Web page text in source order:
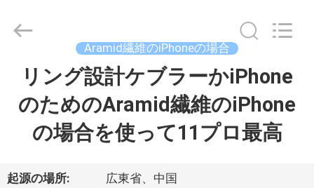
2026
Shenzhen
Reserved.
Aramid繊維のiPhoneの場合
リング設計ケブラーかiPhone
のためのAramid繊維のiPhone
の場合を使って11プロ最高
起源の場所: 広東省、中国